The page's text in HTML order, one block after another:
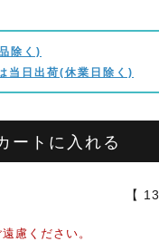
除く)
当日出荷(休業日除く)
ートに入れる
【 13
慮ください。